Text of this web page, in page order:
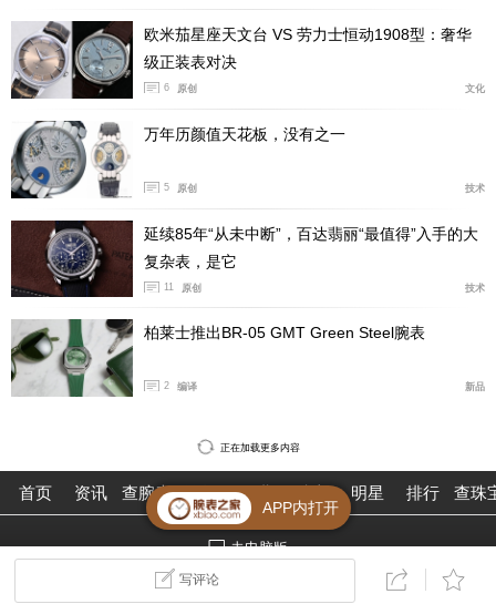
欧米茄星座天文台 VS 劳力士恒动1908型：奢华
级正装表对决
6 原创 文化
万年历颜值天花板，没有之一
5 原创 技术
延续85年“从未中断”，百达翡丽“最值得”入手的大
复杂表，是它
11 原创 技术
柏莱士推出BR-05 GMT Green Steel腕表
2 编译 新品
正在加载更多内容
写评论
首页 资讯 查腕表 论坛 作业 明星 排行 查珠
去电脑版
©2026腕表之家 m.xbiao.com
APP内打开